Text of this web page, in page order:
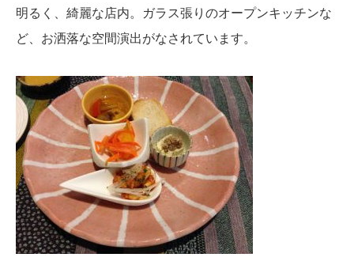
明るく、綺麗な店内。ガラス張りのオープンキッチンな
ど、お洒落な空間演出がなされています。